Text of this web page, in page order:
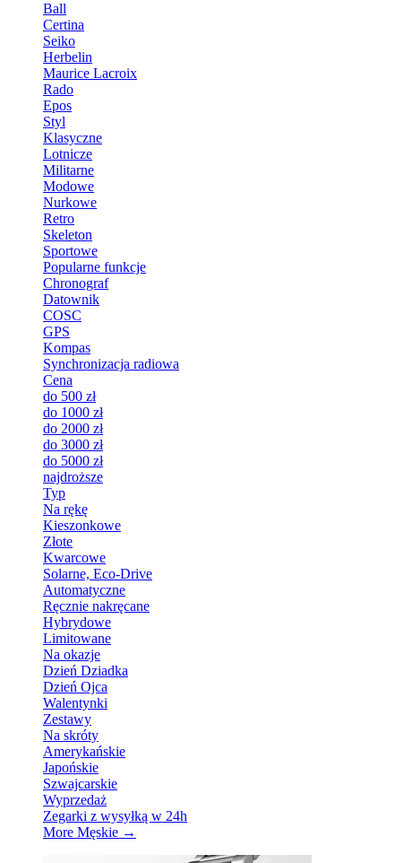
Ball
Certina
Seiko
Herbelin
Maurice Lacroix
Rado
Epos
Styl
Klasyczne
Lotnicze
Militarne
Modowe
Nurkowe
Retro
Skeleton
Sportowe
Popularne funkcje
Chronograf
Datownik
COSC
GPS
Kompas
Synchronizacja radiowa
Cena
do 500 zł
do 1000 zł
do 2000 zł
do 3000 zł
do 5000 zł
najdroższe
Typ
Na rękę
Kieszonkowe
Złote
Kwarcowe
Solarne, Eco-Drive
Automatyczne
Ręcznie nakręcane
Hybrydowe
Limitowane
Na okazje
Dzień Dziadka
Dzień Ojca
Walentynki
Zestawy
Na skróty
Amerykańskie
Japońskie
Szwajcarskie
Wyprzedaż
Zegarki z wysyłką w 24h
More Męskie →